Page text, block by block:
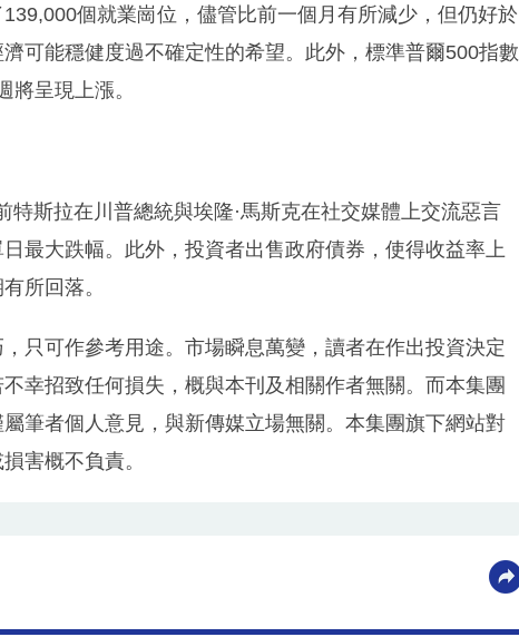
個就業崗位，儘管比前一個月有所減少，但仍好於
可能穩健度過不確定性的希望。此外，標準普爾500指數
將呈現上漲。
斯拉在川普總統與埃隆·馬斯克在社交媒體上交流惡言
最大跌幅。此外，投資者出售政府債券，使得收益率上
所回落。
只可作參考用途。市場瞬息萬變，讀者在作出投資決定
幸招致任何損失，概與本刊及相關作者無關。而本集團
筆者個人意見，與新傳媒立場無關。本集團旗下網站對
害概不負責。